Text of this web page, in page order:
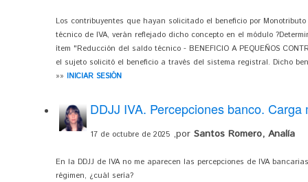
Los contribuyentes que hayan solicitado el beneficio por
técnico de IVA, verán reflejado dicho concepto en el módulo
ítem "Reducción del saldo técnico - BENEFICIO A PEQUEÑOS
el sujeto solicitó el beneficio a través del sistema registral. Dicho
»» INICIAR SESIÓN
DDJJ IVA. Percepciones banco. Carga
17 de octubre de 2025 ,por Santos Romero, Analía
En la DDJJ de IVA no me aparecen las percepciones de IVA
régimen, ¿cuál sería?